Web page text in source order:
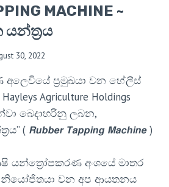
MACHINE ~
30, 2022
ප්‍රමුඛයා වන හේලීස්
Agriculture Holdings
බෙදාහරිනු ලබන,
( 𝙍𝙪𝙗𝙗𝙚𝙧 𝙏𝙖𝙥𝙥𝙞𝙣𝙜 𝙈𝙖𝙘𝙝𝙞𝙣𝙚 )
යන්ත්‍රෝපකරණ අංශයේ මාතර
නියෝජිතයා වන අප ආයතනය